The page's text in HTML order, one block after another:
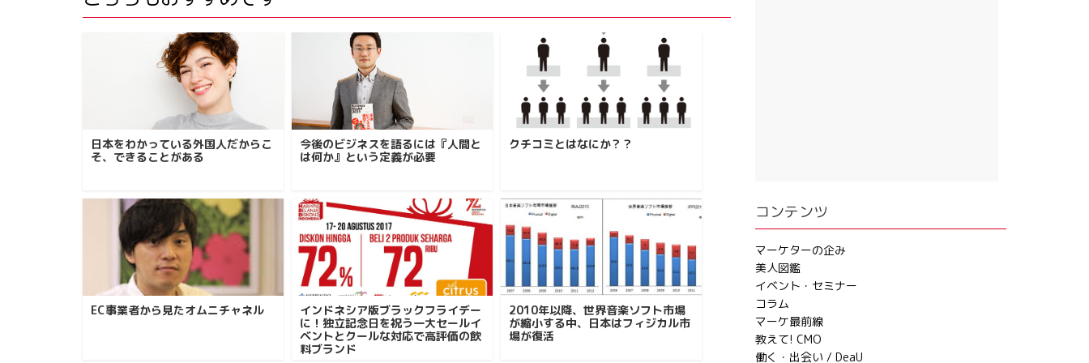
日本をわかっている外国人だからこ
そ、できることがある
今後のビジネスを語るには『人間と
は何か』という定義が必要
クチコミとはなにか？？
EC事業者から見たオムニチャネル
インドネシア版ブラックフライデー
に！独立記念日を祝う一大セールイ
ベントとクールな対応で高評価の飲
料ブランド
2010年以降、世界音楽ソフト市場
が縮小する中、日本はフィジカル市
場が復活
コンテンツ
マーケターの企み
美人図鑑
イベント・セミナー
コラム
マーケ最前線
教えて! CMO
働く・出会い / DeaU